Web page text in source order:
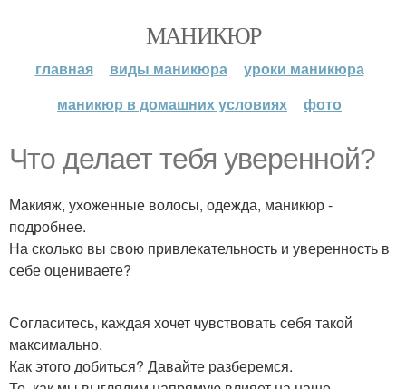
МАНИКЮР
главная виды маникюра
уроки маникюра
маникюр в домашних условиях
фото
Что делает тебя уверенной?
Макияж, ухоженные волосы, одежда, маникюр -
подробнее.
На сколько вы свою привлекательность и уверенность в
себе оцениваете?
Согласитесь, каждая хочет чувствовать себя такой
максимально.
Как этого добиться? Давайте разберемся.